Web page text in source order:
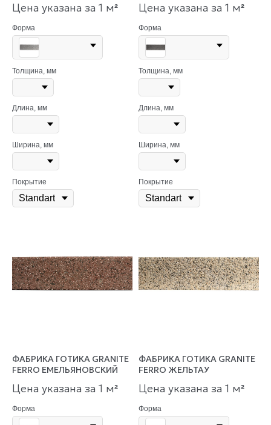
Цена указана за 1 м²
Форма
Толщина, мм
Длина, мм
Ширина, мм
Покрытие
Цена указана за 1 м²
Форма
Толщина, мм
Длина, мм
Ширина, мм
Покрытие
ФАБРИКА ГОТИКА GRANITE
FERRO ЕМЕЛЬЯНОВСКИЙ
Цена указана за 1 м²
Форма
ФАБРИКА ГОТИКА GRANITE
FERRO ЖЕЛЬТАУ
Цена указана за 1 м²
Форма